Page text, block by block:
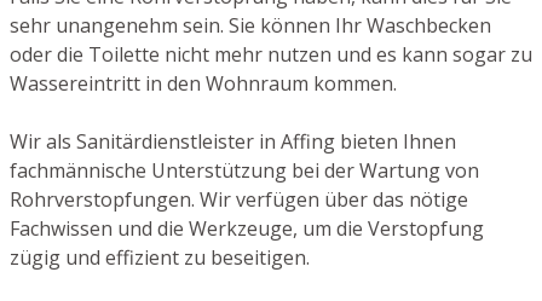
sehr unangenehm sein. Sie können Ihr Waschbecken
oder die Toilette nicht mehr nutzen und es kann sogar zu
Wassereintritt in den Wohnraum kommen.
Wir als Sanitärdienstleister in Affing bieten Ihnen
fachmännische Unterstützung bei der Wartung von
Rohrverstopfungen. Wir verfügen über das nötige
Fachwissen und die Werkzeuge, um die Verstopfung
zügig und effizient zu beseitigen.